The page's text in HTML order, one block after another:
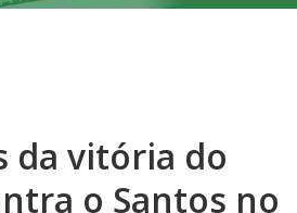
da vitória do
o Santos no